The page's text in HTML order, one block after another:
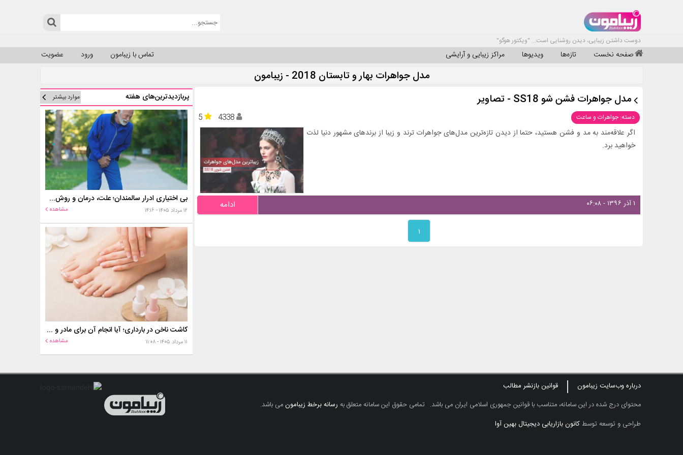
دوست داشتن زیبایی، دیدن روشنایی است... "ویکتور هوگو"
صفحه نخست تازه‌ها ویدیوها مراکز زیبایی و آرایشی عضویت ورود تماس با زیبامون
مدل جواهرات بهار و تابستان 2018 - زیبامون
مدل جواهرات فشن شو SS18 - تصاویر
دسته: جواهرات و ساعت 5
4338
اگر علاقه‌مند به مد و فشن هستید، حتما از دیدن تازه‌ترین مدل‌های جواهرات ترند و زیبا از برندهای مشهور دنیا لذت
خواهید برد.
۱ آذر ۱۳۹۶ - ۰۶:۰۸ ادامه
۱
پربازدیدترین‌های هفته موارد بیشتر
بی اختیاری ادرار سالمندان؛ علت، درمان و روش‌های کنترل در منزل
۱۲ مرداد ۱۴۰۵ - ۱۴:۱۶ مشاهده
کاشت ناخن در بارداری؛ آیا انجام آن برای مادر و جنین خطر دارد؟
۱۱ مرداد ۱۴۰۵ - ۱۱:۰۸ مشاهده
درباره وب‌سایت زیبامون
قوانین بازنشر مطالب
محتوای درج شده در این سامانه، متناسب با قوانین جمهوری اسلامی ایران می باشد. تمامی حقوق این سامانه متعلق به رسانه برخط زیبامونمی باشد.
طراحی و توسعه توسطکانون بازاریابی دیجیتال بهین آوا